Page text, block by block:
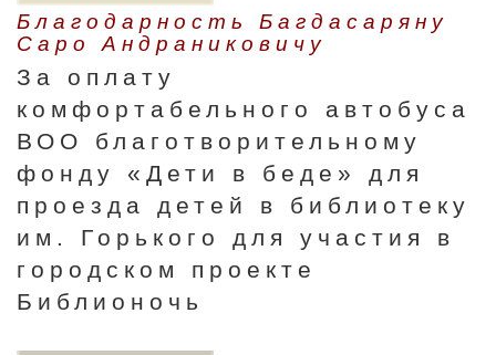
Благодарность Багдасаряну
Саро Андраниковичу
За оплату
комфортабельного автобуса
ВОО благотворительному
фонду «Дети в беде» для
проезда детей в библиотеку
им. Горького для участия в
городском проекте
Библионочь